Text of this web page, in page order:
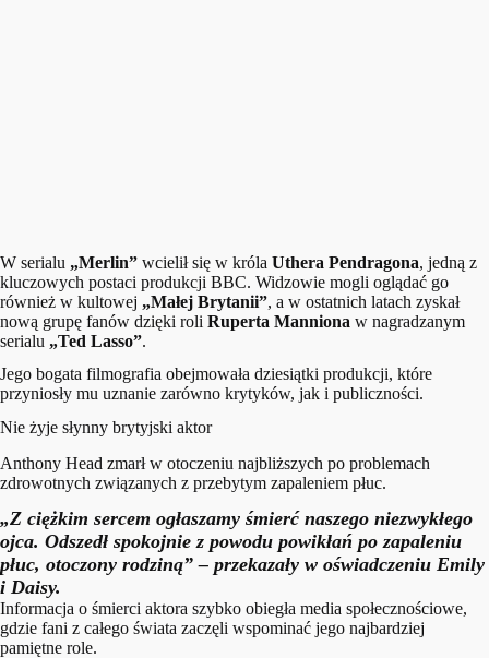
W serialu „Merlin” wcielił się w króla Uthera Pendragona, jedną z
kluczowych postaci produkcji BBC. Widzowie mogli oglądać go
również w kultowej „Małej Brytanii”, a w ostatnich latach zyskał
nową grupę fanów dzięki roli Ruperta Manniona w nagradzanym
serialu „Ted Lasso”.
Jego bogata filmografia obejmowała dziesiątki produkcji, które
przyniosły mu uznanie zarówno krytyków, jak i publiczności.
Nie żyje słynny brytyjski aktor
Anthony Head zmarł w otoczeniu najbliższych po problemach
zdrowotnych związanych z przebytym zapaleniem płuc.
„Z ciężkim sercem ogłaszamy śmierć naszego niezwykłego
ojca. Odszedł spokojnie z powodu powikłań po zapaleniu
płuc, otoczony rodziną” – przekazały w oświadczeniu Emily
i Daisy.
Informacja o śmierci aktora szybko obiegła media społecznościowe,
gdzie fani z całego świata zaczęli wspominać jego najbardziej
pamiętne role.